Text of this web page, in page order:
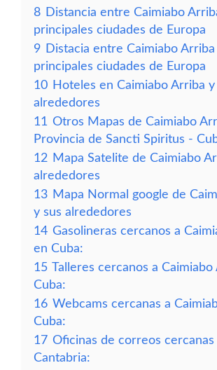
8 Distancia entre Caimiabo
principales ciudades de Europa
9 Distacia entre Caimiabo Arriba
principales ciudades de Europa
10 Hoteles en Caimiabo Arriba y
alrededores
11 Otros Mapas de Caimiabo
Provincia de Sancti Spiritus -
12 Mapa Satelite de Caimiabo
alrededores
13 Mapa Normal google de
y sus alrededores
14 Gasolineras cercanos a
en Cuba:
15 Talleres cercanos a Caimiabo
Cuba:
16 Webcams cercanas a
Cuba:
17 Oficinas de correos cercanas
Cantabria: